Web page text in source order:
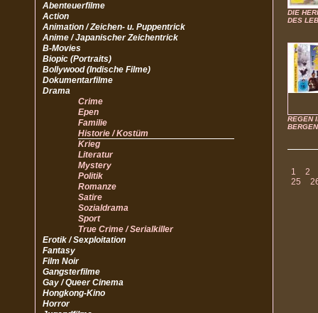
Abenteuerfilme
Action
Animation / Zeichen- u. Puppentrick
Anime / Japanischer Zeichentrick
B-Movies
Biopic (Portraits)
Bollywood (Indische Filme)
Dokumentarfilme
Drama
Crime
Epen
Familie
Historie / Kostüm
Krieg
Literatur
Mystery
Politik
Romanze
Satire
Sozialdrama
Sport
True Crime / Serialkiller
Erotik / Sexploitation
Fantasy
Film Noir
Gangsterfilme
Gay / Queer Cinema
Hongkong-Kino
Horror
DIE
DES
REGEN
BERGEN
1
2
25